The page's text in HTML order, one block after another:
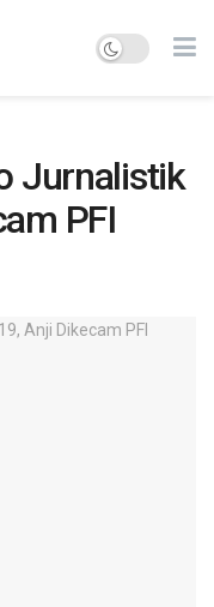
Jurnalistik
PFI